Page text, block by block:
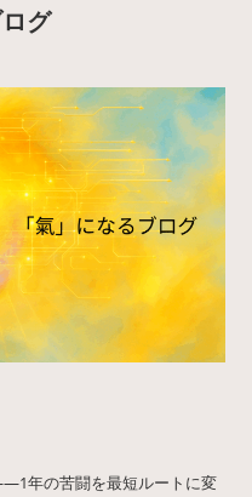
グ
年の苦闘を最短ルートに変